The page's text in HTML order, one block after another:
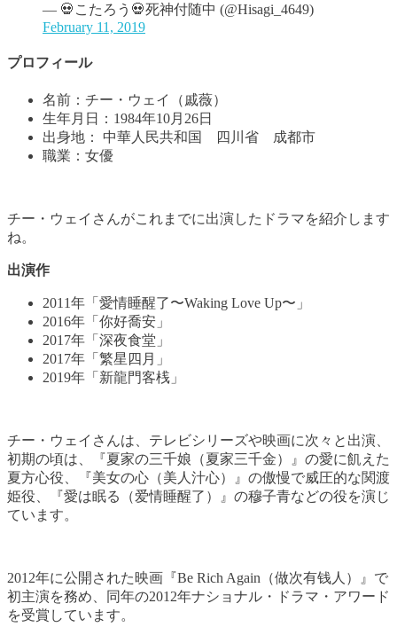
— 💀こたろう💀死神付随中 (@Hisagi_4649)
February 11, 2019
プロフィール
名前：チー・ウェイ（戚薇）
生年月日：1984年10月26日
出身地： 中華人民共和国 四川省 成都市
職業：女優
チー・ウェイさんがこれまでに出演したドラマを紹介します
ね。
出演作
2011年「愛情睡醒了〜Waking Love Up〜」
2016年「你好喬安」
2017年「深夜食堂」
2017年「繁星四月」
2019年「新龍門客桟」
チー・ウェイさんは、テレビシリーズや映画に次々と出演、
初期の頃は、『夏家の三千娘（夏家三千金）』の愛に飢えた
夏方心役、『美女の心（美人汁心）』の傲慢で威圧的な関渡
姫役、『愛は眠る（爱情睡醒了）』の穆子青などの役を演じ
ています。
2012年に公開された映画『Be Rich Again（做次有钱人）』で
初主演を務め、同年の2012年ナショナル・ドラマ・アワード
を受賞しています。